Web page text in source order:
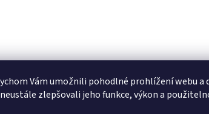
Vám umožnili pohodlné prohlížení webu a
zlepšovali jeho funkce, výkon a
d
c
í